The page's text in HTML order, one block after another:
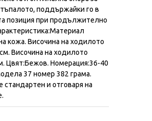
поддържайки го в
позиция при продължително
кожа. Височина на ходилото
Височина на ходилото
Цвят:Бежов. Номерация:36-40
37 номер 382 грама.
и отговаря на